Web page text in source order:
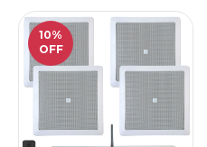
10%
OFF